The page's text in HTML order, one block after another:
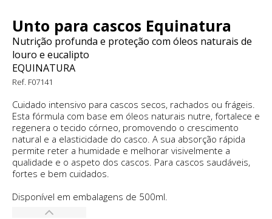
Unto para cascos Equinatura
Nutrição profunda e proteção com óleos naturais de
louro e eucalipto
EQUINATURA
Ref. F07141
Cuidado intensivo para cascos secos, rachados ou frágeis.
Esta fórmula com base em óleos naturais nutre, fortalece e
regenera o tecido córneo, promovendo o crescimento
natural e a elasticidade do casco. A sua absorção rápida
permite reter a humidade e melhorar visivelmente a
qualidade e o aspeto dos cascos. Para cascos saudáveis,
fortes e bem cuidados.
Disponível em embalagens de 500ml.